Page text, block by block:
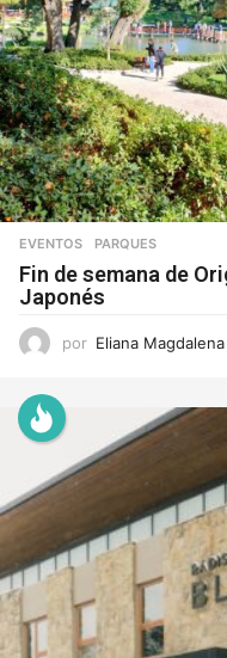
EVENTOS ,PARQUES
Fin de semana de
Japonés
por Eliana Magdalena